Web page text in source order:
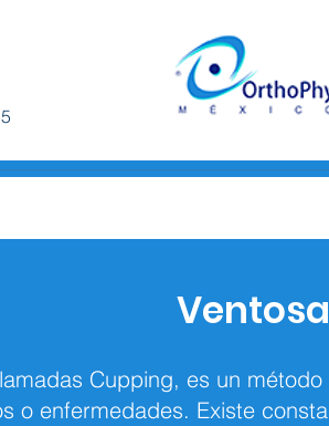
5652 1951 gabypesa@hotmail.com
Cupping, es un
o enfermedades. Existe